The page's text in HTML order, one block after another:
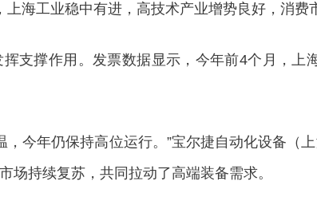
工业稳中有进，高技术产业增势良好，消费
撑作用。发票数据显示，今年前4个月，上
年仍保持高位运行。”宝尔捷自动化设备（
场持续复苏，共同拉动了高端装备需求。